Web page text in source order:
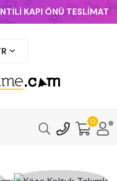
KAPI ÖNÜ TESLİMAT
0